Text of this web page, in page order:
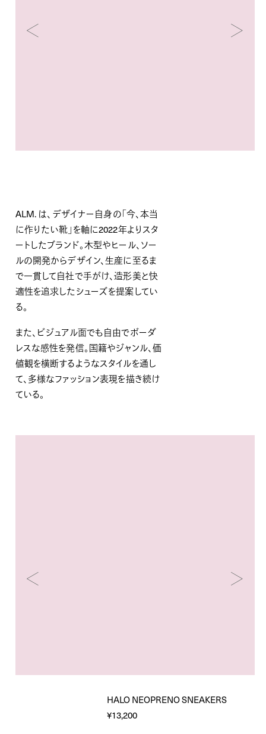
ALM. は、デザイナー自身の「今、本当
に作りたい靴」を軸に2022年よりスタ
ートしたブランド。木型やヒール、ソー
ルの開発からデザイン、生産に至るま
で一貫して自社で手がけ、造形美と快
適性を追求したシューズを提案してい
る。
また、ビジュアル面でも自由でボーダ
レスな感性を発信。国籍やジャンル、価
値観を横断するようなスタイルを通し
て、多様なファッション表現を描き続け
ている。
HALO NEOPRENO SNEAKERS
¥13,200